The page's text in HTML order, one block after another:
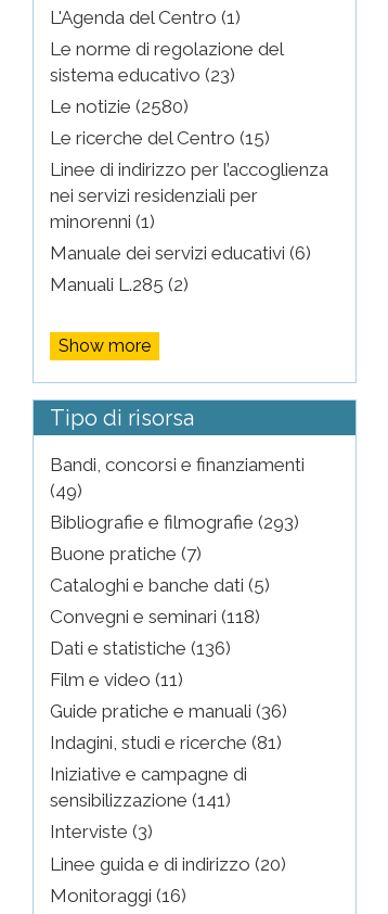
L'Agenda del Centro (1)
Le norme di regolazione del
sistema educativo (23)
Le notizie (2580)
Le ricerche del Centro (15)
Linee di indirizzo per l’accoglienza
nei servizi residenziali per
minorenni (1)
Manuale dei servizi educativi (6)
Manuali L.285 (2)
Show more
Tipo di risorsa
Bandi, concorsi e finanziamenti
(49)
Bibliografie e filmografie (293)
Buone pratiche (7)
Cataloghi e banche dati (5)
Convegni e seminari (118)
Dati e statistiche (136)
Film e video (11)
Guide pratiche e manuali (36)
Indagini, studi e ricerche (81)
Iniziative e campagne di
sensibilizzazione (141)
Interviste (3)
Linee guida e di indirizzo (20)
Monitoraggi (16)